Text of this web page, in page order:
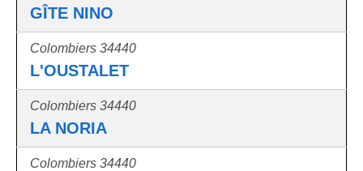
GÎTE NINO
Colombiers 34440
L'OUSTALET
Colombiers 34440
LA NORIA
Colombiers 34440